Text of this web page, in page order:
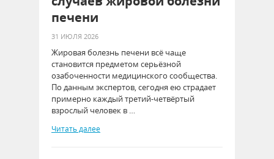
печени
31 ИЮЛЯ 2026
Жировая болезнь печени всё чаще
становится предметом серьёзной
озабоченности медицинского сообщества.
По данным экспертов, сегодня ею страдает
примерно каждый третий‑четвёртый
взрослый человек в …
Читать далее